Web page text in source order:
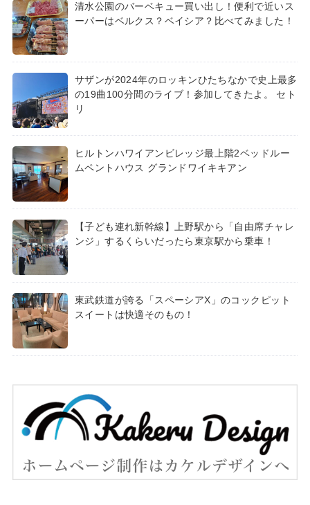
清水公園のバーベキュー買い出し！便利で近いス
ーパーはベルクス？ベイシア？比べてみました！
サザンが2024年のロッキンひたちなかで史上最多
の19曲100分間のライブ！参加してきたよ。 セト
リ
ヒルトンハワイアンビレッジ最上階2ベッドルー
ムペントハウス グランドワイキキアン
【子ども連れ新幹線】上野駅から「自由席チャレ
ンジ」するくらいだったら東京駅から乗車！
東武鉄道が誇る「スペーシアX」のコックピット
スイートは快適そのもの！